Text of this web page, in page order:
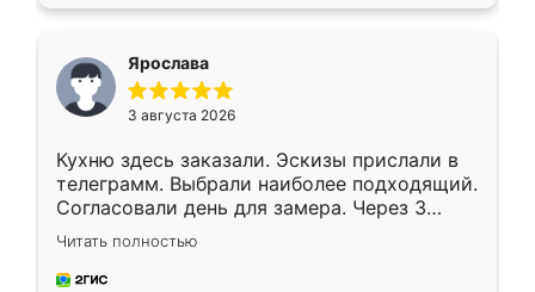
Ярослава
3 августа 2026
Кухню здесь заказали. Эскизы прислали в
телеграмм. Выбрали наиболее подходящий.
Согласовали день для замера. Через 3
недели кухня была уже готова. Остались
довольны работой. Спасибо Ренессанс
мебель за качественную работу!
Читать полностью